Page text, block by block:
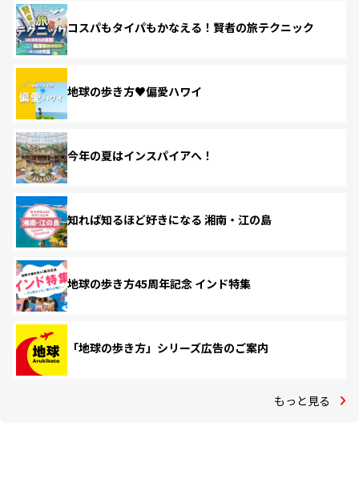
コスパもタイパもかなえる！賢者の旅テクニック
地球の歩き方♥偏愛ハワイ
今年の夏はインスパイアへ！
知れば知るほど好きになる 湘南・江の島
地球の歩き方45周年記念 インド特集
「地球の歩き方」シリーズ広告のご案内
もっと見る